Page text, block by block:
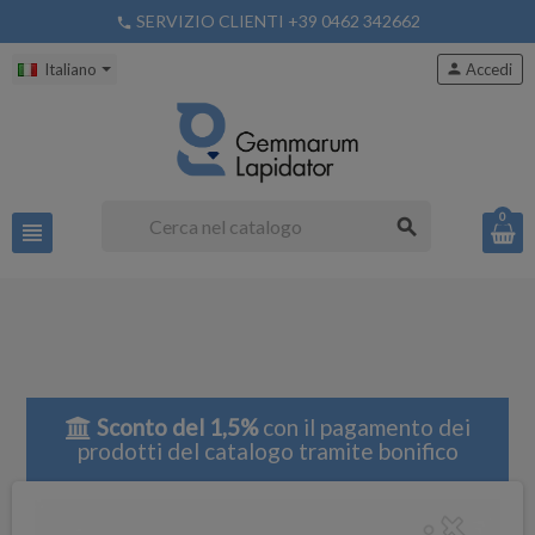
phone SERVIZIO CLIENTI +39 0462 342662
Italiano
view_headline search
person Accedi
0
Sconto del 1,5%con il pagamento dei
prodotti del catalogo tramite bonifico